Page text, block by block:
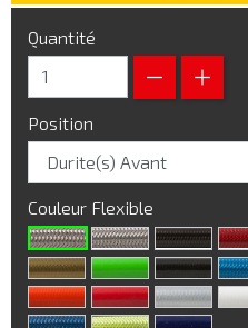
Quantité
Position
Couleur Flexible